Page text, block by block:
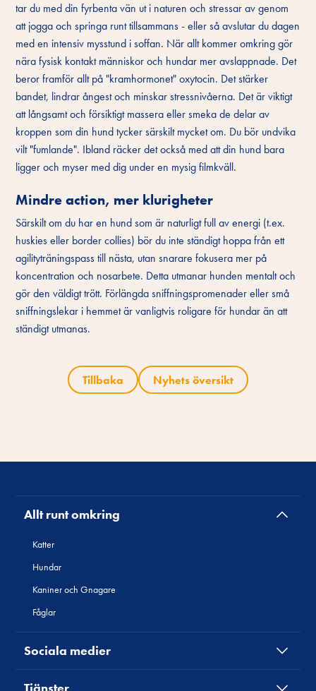
tar du med din fyrbenta vän ut i naturen och stressar av genom
att jogga och springa runt tillsammans - eller så avslutar du dagen
med en intensiv mysstund i soffan. När allt kommer omkring gör
nära fysisk kontakt människor och hundar mer avslappnade. Det
beror framför allt på "kramhormonet" oxytocin. Det stärker
bandet, lindrar ångest och minskar stressnivåerna. Det är viktigt
att långsamt och försiktigt massera eller smeka de delar av
kroppen som din hund tycker särskilt mycket om. Du bör undvika
vilt "fumlande". Ibland räcker det också med att din hund bara
ligger och myser med dig under en mysig filmkväll.
Mindre action, mer klurigheter
Särskilt om du har en hund som är naturligt full av energi (t.ex.
huskies eller border collies) bör du inte ständigt hoppa från ett
agilityträningspass till nästa, utan snarare fokusera mer på
koncentration och nosarbete. Detta utmanar hunden mentalt och
gör den väldigt trött. Förlängda sniffningspromenader eller små
sniffningslekar i hemmet är vanligtvis roligare för hundar än att
ständigt utmanas.
Tillbaka Nyhets översikt
Allt runt omkring
Katter
Hundar
Kaniner och Gnagare
Fåglar
Sociala medier